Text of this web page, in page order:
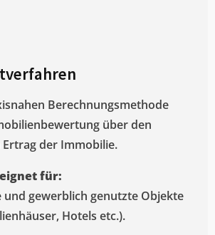
Berechnungsmethode
über den
der Immobilie.
für:
gewerblich genutzte Objekte
Hotels etc.).